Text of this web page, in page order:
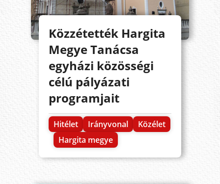
Közzétették Hargita
Megye Tanácsa
egyházi közösségi
célú pályázati
programjait
Hitélet Irányvonal
Közélet
Hargita megye